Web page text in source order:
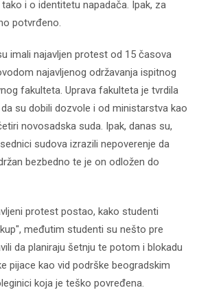
i o identitetu napadača. Ipak, za
potvrđeno.
imali najavljen protest od 15 časova
najavljenog održavanja ispitnog
fakulteta. Uprava fakulteta je tvrdila
su dobili dozvole i od ministarstva kao
novosadska suda. Ipak, danas su,
sudova izrazili nepoverenje da
bezbedno te je on odložen do
protest postao, kako studenti
međutim studenti su nešto pre
da planiraju šetnju te potom i blokadu
pijace kao vid podrške beogradskim
koja je teško povređena.